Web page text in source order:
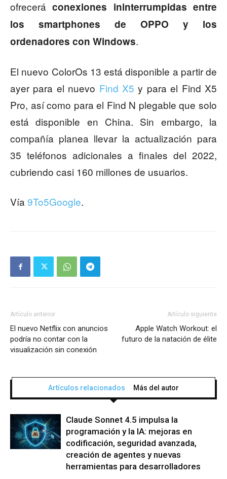
ofreceráconexiones ininterrumpidas entre
los smartphones de OPPO y los
ordenadores con Windows.
El nuevo ColorOs 13 está disponible a partir de
ayer para el nuevo Find X5 y para el Find X5
Pro, así como para el Find N plegable que solo
está disponible en China. Sin embargo, la
compañía planea llevar la actualización para
35 teléfonos adicionales a finales del 2022,
cubriendo casi 160 millones de usuarios.
Vía 9To5Google.
Artículo anterior
El nuevo Netflix con anuncios
podría no contar con la
visualización sin conexión
Artículo siguiente
Apple Watch Workout: el
futuro de la natación de élite
Artículos relacionados Más del autor
Claude Sonnet 4.5 impulsa la
programación y la IA: mejoras en
codificación, seguridad avanzada,
creación de agentes y nuevas
herramientas para desarrolladores